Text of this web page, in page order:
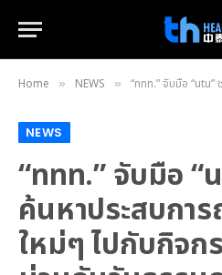
Home » NEWS » “ททท.” จับมือ “utu” ชวนค้นหาประส
NEWS
“ททท.” จับมือ
ค้นหาประสบกา
ใหม่ๆ ไปกับกิจก